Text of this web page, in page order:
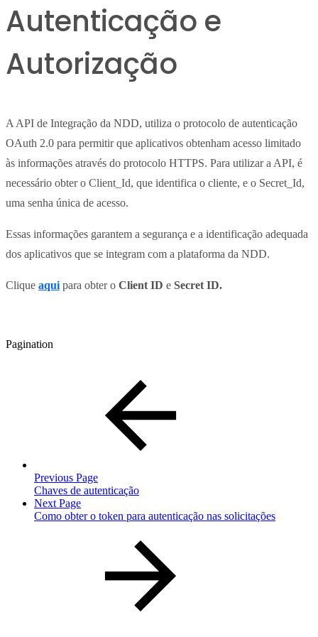
Autenticação e
Autorização
A API de Integração da NDD, utiliza o protocolo de autenticação
OAuth 2.0 para permitir que aplicativos obtenham acesso limitado
às informações através do protocolo HTTPS. Para utilizar a API, é
necessário obter o Client_Id, que identifica o cliente, e o Secret_Id,
uma senha única de acesso.
Essas informações garantem a segurança e a identificação adequada
dos aplicativos que se integram com a plataforma da NDD.
Clique aqui para obter o Client ID e Secret ID.
Pagination
Previous Page
Chaves de autenticação
Next Page
Como obter o token para autenticação nas solicitações